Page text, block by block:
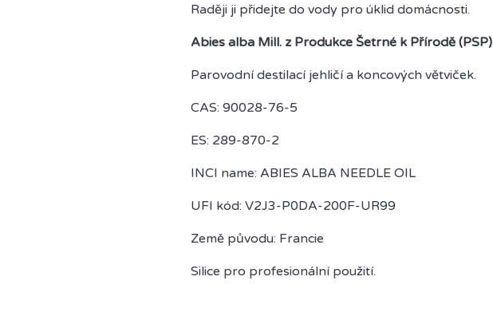
Raději ji přidejte do vody pro úklid domácnosti.
Abies alba Mill. z Produkce Šetrné k Přírodě (PSP)
Parovodní destilací jehličí a koncových větviček.
CAS: 90028-76-5
ES: 289-870-2
INCI name: ABIES ALBA NEEDLE OIL
UFI kód: V2J3-P0DA-200F-UR99
Země původu: Francie
Silice pro profesionální použití.